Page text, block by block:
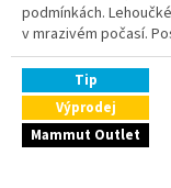
podmínkách.
v mrazivém počasí.
Tip
Výprodej
Mammut Outlet